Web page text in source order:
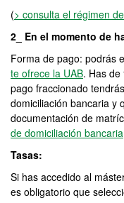
(> consulta el régimen
2_ En el momento de
Forma de pago: podrás
te ofrece la UAB. Has
pago fraccionado
domiciliación bancaria y
documentación de
de domiciliación bancaria
Tasas:
Si has accedido al
es obligatorio que